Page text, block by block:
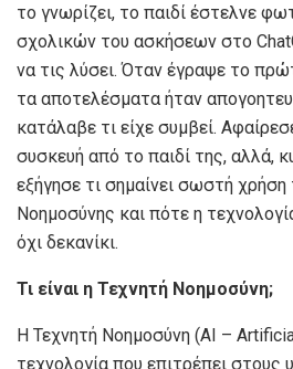
το γνωρίζει, το παιδί έστελνε
σχολικών του ασκήσεων στο
να τις λύσει. Όταν έγραψε το
τα αποτελέσματα ήταν
κατάλαβε τι είχε συμβεί.
συσκευή από το παιδί της, αλλά,
εξήγησε τι σημαίνει σωστή χρήση
Νοημοσύνης και πότε η
όχι δεκανίκι.
Τι είναι η Τεχνητή Νοημοσύνη;
Η Τεχνητή Νοημοσύνη (ΑΙ –
τεχνολογία που επιτρέπει στους